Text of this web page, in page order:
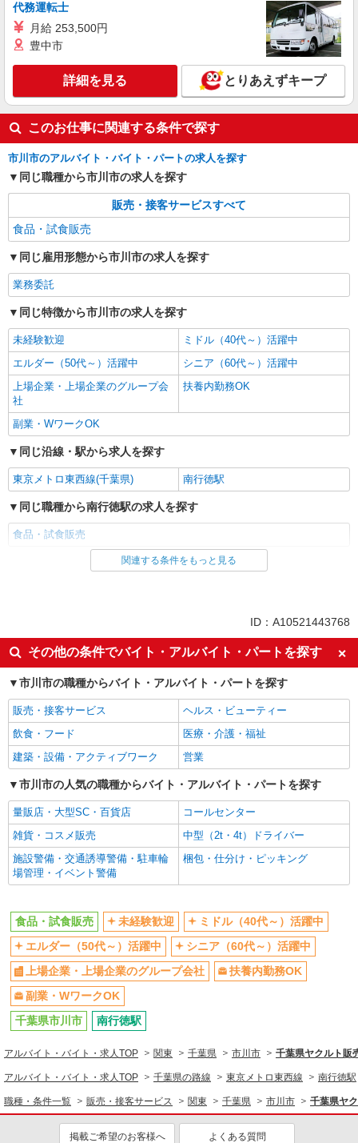
代務運転士
月給 253,500円
豊中市
詳細を見る とりあえずキープ
このお仕事に関連する条件で探す
市川市のアルバイト・バイト・パートの求人を探す
同じ職種から市川市の求人を探す
販売・接客サービスすべて
食品・試食販売
同じ雇用形態から市川市の求人を探す
業務委託
同じ特徴から市川市の求人を探す
未経験歓迎
ミドル（40代～）活躍中
エルダー（50代～）活躍中
シニア（60代～）活躍中
上場企業・上場企業のグループ会
社
扶養内勤務OK
副業・WワークOK
同じ沿線・駅から求人を探す
東京メトロ東西線(千葉県) 南行徳駅
同じ職種から南行徳駅の求人を探す
食品・試食販売
同じ雇用形態から南行徳駅の求人を探す
未経験歓迎
ミドル（40代～）活躍中
エルダー（50代～）活躍中
シニア（60代～）活躍中
上場企業・上場企業のグループ会
社
扶養内勤務OK
副業・WワークOK
同じ職種から求人を探す
販売・接客サービス
食品・試食販売
同じ特徴から求人を探す
未経験歓迎
ミドル（40代～）活躍中
上場企業・上場企業のグループ会
扶養内勤務OK
副業・WワークOK
関連する条件をもっと見る
ID：A10521443768
その他の条件でバイト・アルバイト・パートを探す
市川市の職種からバイト・アルバイト・パートを探す
販売・接客サービス
ヘルス・ビューティー
飲食・フード
医療・介護・福祉
建築・設備・アクティブワーク
営業
市川市の人気の職種からバイト・アルバイト・パートを探す
量販店・大型SC・百貨店
コールセンター
雑貨・コスメ販売
中型（2t・4t）ドライバー
施設警備・交通誘導警備・駐車輪
場管理・イベント警備
梱包・仕分け・ピッキング
食品・試食販売 未経験歓迎
ミドル（40代～）活躍中
エルダー（50代～）活躍中
シニア（60代～）活躍中
上場企業・上場企業のグループ会社
扶養内勤務OK
副業・WワークOK
千葉県市川市
南行徳駅
アルバイト・バイト・求人TOP 関東 千葉県 市川市 千葉県ヤクルト販
アルバイト・バイト・求人TOP 千葉県の路線 東京メトロ東西線 南行徳駅
職種・条件一覧 販売・接客サービス 関東 千葉県 市川市 千葉県ヤ
掲載ご希望のお客様へ よくある質問